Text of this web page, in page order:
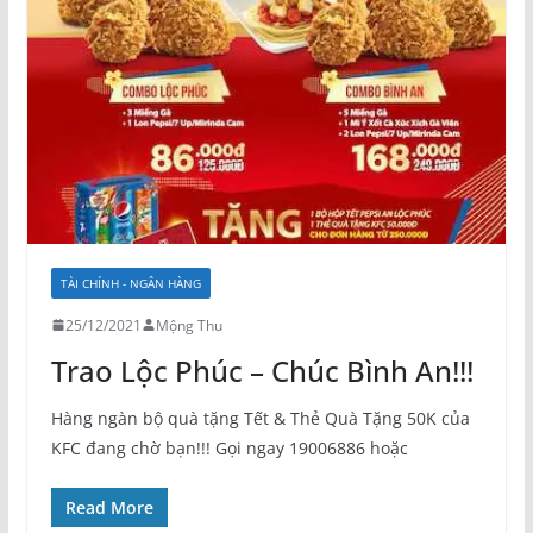
TÀI CHÍNH - NGÂN HÀNG
25/12/2021 Mộng Thu
Trao Lộc Phúc – Chúc Bình An!!!
Hàng ngàn bộ quà tặng Tết & Thẻ Quà Tặng 50K của
KFC đang chờ bạn!!! Gọi ngay 19006886 hoặc
Read More